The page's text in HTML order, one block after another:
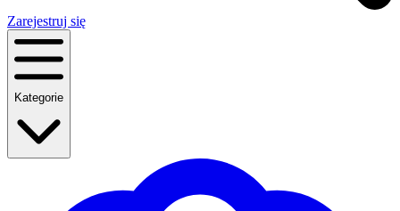
Zarejestruj się
Kategorie